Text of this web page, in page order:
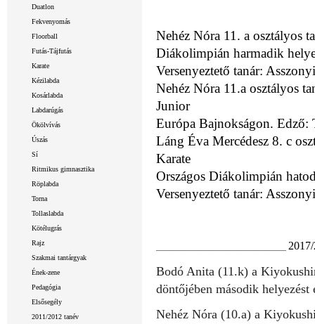
Duatlon
Fekvenyomás
Floorball
Futás-Tájfutás
Karate
Kézilabda
Kosárlabda
Labdarúgás
Ökölvívás
Úszás
Sí
Ritmikus gimnasztika
Röplabda
Torna
Tollaslabda
Kötélugrás
Rajz
Szakmai tantárgyak
Ének-zene
Pedagógia
Elsősegély
2011/2012 tanév
Nehéz Nóra 11. a osztályos
Diákolimpián harmadik
Versenyeztető tanár:
Nehéz Nóra 11.a osztályos
Junior
Európa Bajnokságon. Edző:
Láng Éva Mercédesz 8. c
Karate
Országos Diákolimpián
Versenyeztető tanár:
Bodó Anita (11.k) a
döntőjében második helyezést
Nehéz Nóra (10.a) a